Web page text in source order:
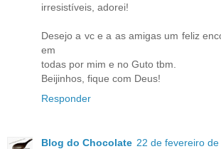
irresistíveis, adorei!
Desejo a vc e a as amigas um feliz
em
todas por mim e no Guto tbm.
Beijinhos, fique com Deus!
Responder
Blog do Chocolate 22 de fevereiro